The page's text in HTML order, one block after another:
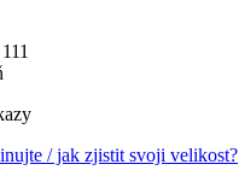
/ jak zjistit svoji velikost?